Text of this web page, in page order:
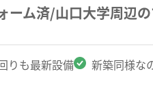
ーム済/山口大学周辺
りも最新設備 新築同様な